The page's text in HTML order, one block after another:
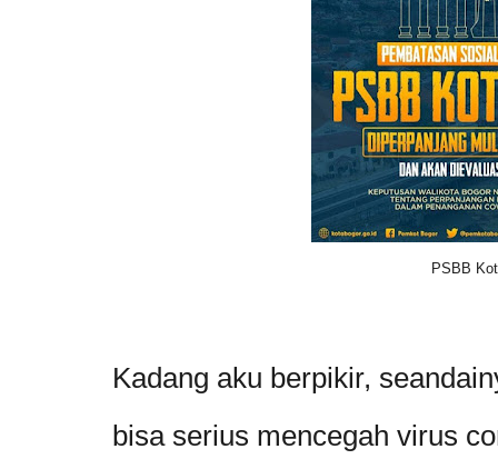
PSBB
Kadang aku berpikir,
bisa serius mencegah virus